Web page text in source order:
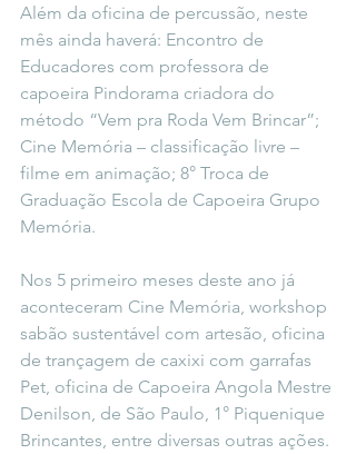
Além da oficina de percussão, neste
mês ainda haverá: Encontro de
Educadores com professora de
capoeira Pindorama criadora do
método “Vem pra Roda Vem Brincar”;
Cine Memória – classificação livre –
filme em animação; 8° Troca de
Graduação Escola de Capoeira Grupo
Memória.
Nos 5 primeiro meses deste ano já
aconteceram Cine Memória, workshop
sabão sustentável com artesão, oficina
de trançagem de caxixi com garrafas
Pet, oficina de Capoeira Angola Mestre
Denilson, de São Paulo, 1° Piquenique
Brincantes, entre diversas outras ações.